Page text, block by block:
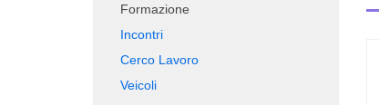
Formazione
Incontri
Cerco Lavoro
Veicoli